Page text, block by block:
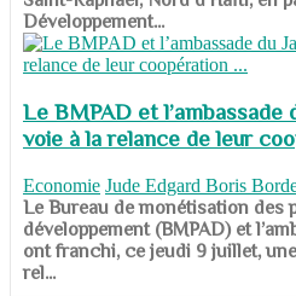
Développement...
Le BMPAD et l’ambassade
voie à la relance de leur
Economie Jude Edgard Boris
​​​​​​​Le Bureau de monétisation des
développement (BMPAD) et
ont franchi, ce jeudi 9 juillet,
rel...